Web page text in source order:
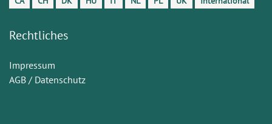
Rechtliches
Impressum
AGB / Datenschutz